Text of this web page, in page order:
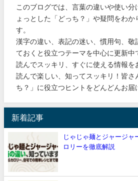
このブログでは、言葉の違いや使い分
ょっとした「どっち？」や疑問をわか
す。
漢字の違い、表記の迷い、慣用句、敬
ておくと役立つテーマを中心に更新中
読んでスッキリ、すぐに使える情報を
読んで楽しい、知ってスッキリ！皆さ
ち？」に役立つヒントをどんどんお届
新着記事
じゃじゃ麺とジャージャ
ロリーを徹底解説